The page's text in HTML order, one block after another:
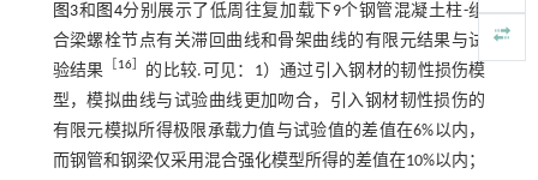
图3和 图4分别展示了低周往复加载下9个钢管混凝土柱-组
合梁螺栓节点有关滞回曲线和骨架曲线的有限元结果与试
验结果 ［16］ 的比较.可见：1）通过引入钢材的韧性损伤模
型，模拟曲线与试验曲线更加吻合，引入钢材韧性损伤的
有限元模拟所得极限承载力值与试验值的差值在6%以内，
而钢管和钢梁仅采用混合强化模型所得的差值在10%以内；